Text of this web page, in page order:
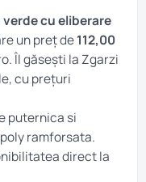
cu eliberare
un preț de112,00
Îl găsești la Zgarzi
, cu prețuri
puternica si
ramforsata.
direct la